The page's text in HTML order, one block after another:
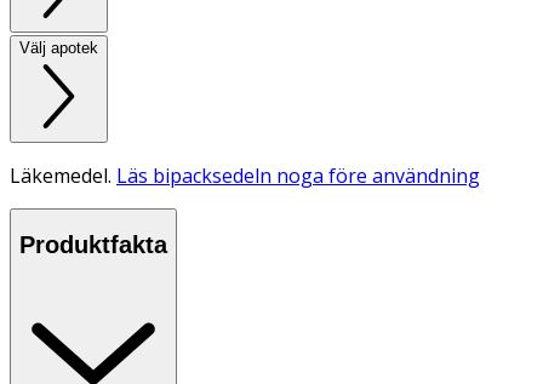
Välj apotek
Läkemedel. Läs bipacksedeln noga före användning
Produktfakta